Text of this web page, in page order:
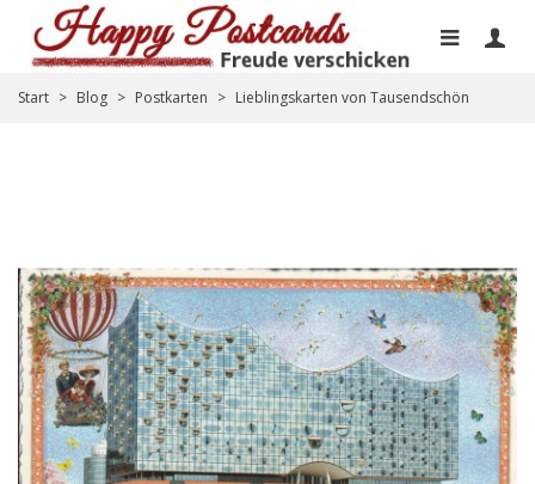
Start > Blog > Postkarten > Lieblingskarten von Tausendschön